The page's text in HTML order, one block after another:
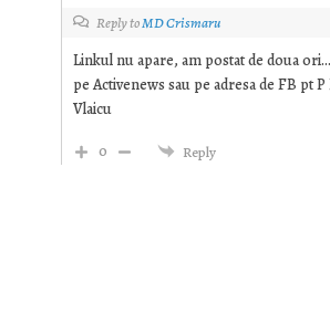
Reply toMD Crismaru
Linkul nu apare, am postat de doua
pe Activenews sau pe adresa de FB pt
Vlaicu
0
Reply